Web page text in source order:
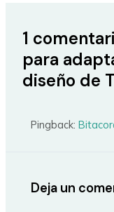
1
para
diseño de
Pingback:
Deja un